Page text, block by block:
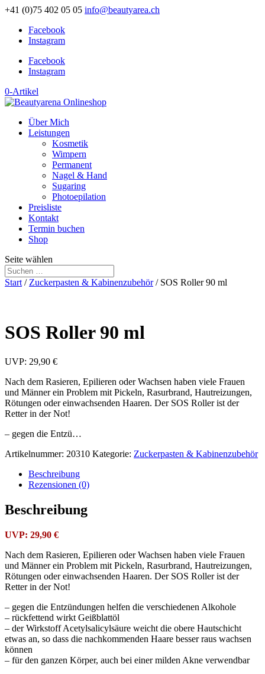
+41 (0)75 402 05 05 info@beautyarea.ch
Facebook
Instagram
Facebook
Instagram
0-Artikel
Über Mich
Leistungen
Kosmetik
Wimpern
Permanent
Nagel & Hand
Sugaring
Photoepilation
Preisliste
Kontakt
Termin buchen
Shop
Seite wählen
Start / Zuckerpasten & Kabinenzubehör/ SOS Roller 90 ml
SOS Roller 90 ml
UVP: 29,90 €
Nach dem Rasieren, Epilieren oder Wachsen haben viele Frauen
und Männer ein Problem mit Pickeln, Rasurbrand, Hautreizungen,
Rötungen oder einwachsenden Haaren. Der SOS Roller ist der
Retter in der Not!
– gegen die Entzü…
Artikelnummer: 20310 Kategorie: Zuckerpasten & Kabinenzubehör
Beschreibung
Rezensionen (0)
Beschreibung
UVP: 29,90 €
Nach dem Rasieren, Epilieren oder Wachsen haben viele Frauen
und Männer ein Problem mit Pickeln, Rasurbrand, Hautreizungen,
Rötungen oder einwachsenden Haaren. Der SOS Roller ist der
Retter in der Not!
– gegen die Entzündungen helfen die verschiedenen Alkohole
– rückfettend wirkt Geißblattöl
– der Wirkstoff Acetylsalicylsäure weicht die obere Hautschicht
etwas an, so dass die nachkommenden Haare besser raus wachsen
können
– für den ganzen Körper, auch bei einer milden Akne verwendbar